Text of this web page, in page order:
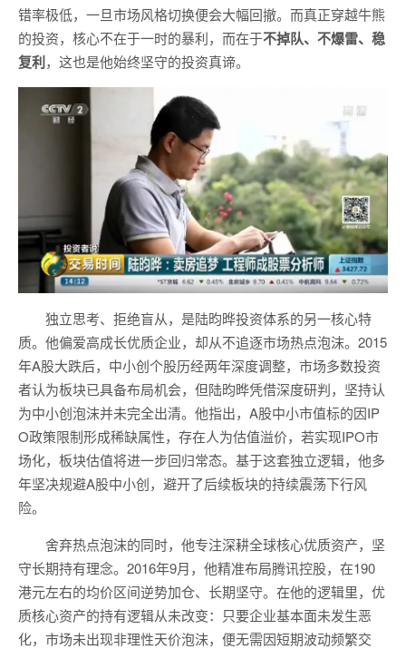
错率极低，一旦市场风格切换便会大幅回撤。而真正穿越牛熊
的投资，核心不在于一时的暴利，而在于不掉队、不爆雷、稳
复利，这也是他始终坚守的投资真谛。
独立思考、拒绝盲从，是陆昀晔投资体系的另一核心特
质。他偏爱高成长优质企业，却从不追逐市场热点泡沫。2015
年A股大跌后，中小创个股历经两年深度调整，市场多数投资
者认为板块已具备布局机会，但陆昀晔凭借深度研判，坚持认
为中小创泡沫并未完全出清。他指出，A股中小市值标的因IP
O政策限制形成稀缺属性，存在人为估值溢价，若实现IPO市
场化，板块估值将进一步回归常态。基于这套独立逻辑，他多
年坚决规避A股中小创，避开了后续板块的持续震荡下行风
险。
舍弃热点泡沫的同时，他专注深耕全球核心优质资产，坚
守长期持有理念。2016年9月，他精准布局腾讯控股，在190
港元左右的均价区间逆势加仓、长期坚守。在他的逻辑里，优
质核心资产的持有逻辑从未改变：只要企业基本面未发生恶
化，市场未出现非理性天价泡沫，便无需因短期波动频繁交